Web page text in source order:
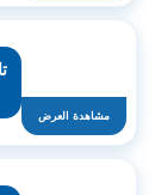
مشاهدة العرض